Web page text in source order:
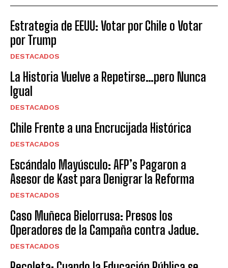
Estrategia de EEUU: Votar por Chile o Votar
por Trump
DESTACADOS
La Historia Vuelve a Repetirse…pero Nunca
Igual
DESTACADOS
Chile Frente a una Encrucijada Histórica
DESTACADOS
Escándalo Mayúsculo: AFP’s Pagaron a
Asesor de Kast para Denigrar la Reforma
DESTACADOS
Caso Muñeca Bielorrusa: Presos los
Operadores de la Campaña contra Jadue.
DESTACADOS